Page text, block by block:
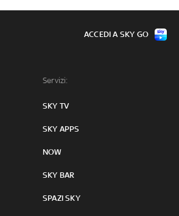
Servizi:
SKY TV
SKY APPS
NOW
SKY BAR
SPAZI SKY
ACCEDI A SKY GO